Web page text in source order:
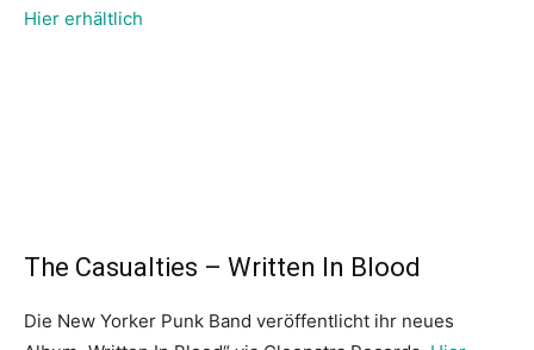
Hier erhältlich
The Casualties – Written In Blood
Die New Yorker Punk Band veröffentlicht ihr neues